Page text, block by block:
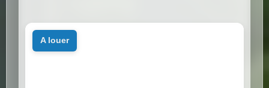
a louer